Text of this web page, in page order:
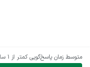
متوسط زمان پاسخ‌گویی کمتر از 1 ساعت